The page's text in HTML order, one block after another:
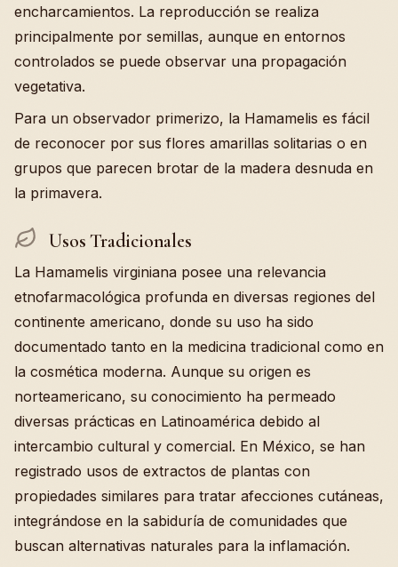
encharcamientos. La reproducción se realiza
principalmente por semillas, aunque en entornos
controlados se puede observar una propagación
vegetativa.
Para un observador primerizo, la Hamamelis es fácil
de reconocer por sus flores amarillas solitarias o en
grupos que parecen brotar de la madera desnuda en
la primavera.
Usos Tradicionales
La Hamamelis virginiana posee una relevancia
etnofarmacológica profunda en diversas regiones del
continente americano, donde su uso ha sido
documentado tanto en la medicina tradicional como en
la cosmética moderna. Aunque su origen es
norteamericano, su conocimiento ha permeado
diversas prácticas en Latinoamérica debido al
intercambio cultural y comercial. En México, se han
registrado usos de extractos de plantas con
propiedades similares para tratar afecciones cutáneas,
integrándose en la sabiduría de comunidades que
buscan alternativas naturales para la inflamación.